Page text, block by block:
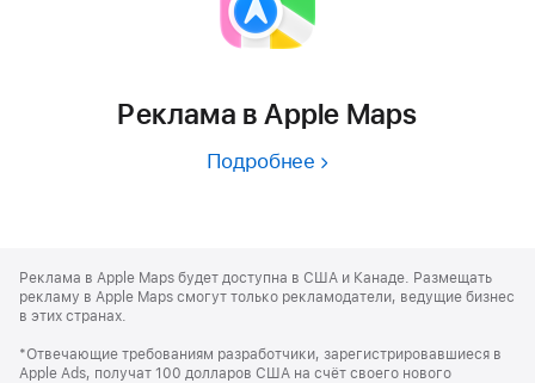
Реклама в Apple Maps
Подробнее
Footer
Реклама в Apple Maps будет доступна в США и Канаде. Размещать
рекламу в Apple Maps смогут только рекламодатели, ведущие бизнес
в этих странах.
*Отвечающие требованиям разработчики, зарегистрировавшиеся в
Apple Ads, получат 100 долларов США на счёт своего нового